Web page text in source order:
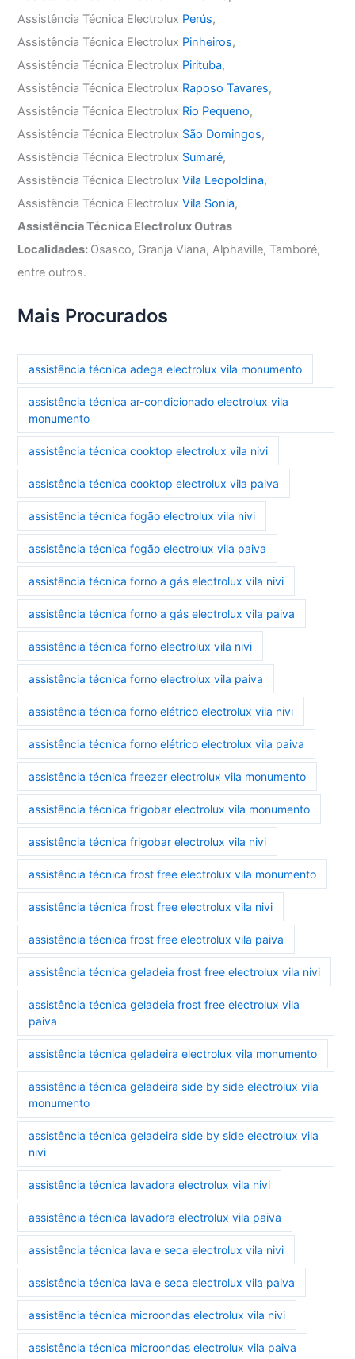
Assistência Técnica Electrolux Perús,
Assistência Técnica Electrolux Pinheiros,
Assistência Técnica Electrolux Pirituba,
Assistência Técnica Electrolux Raposo Tavares,
Assistência Técnica Electrolux Rio Pequeno,
Assistência Técnica Electrolux São Domingos,
Assistência Técnica Electrolux Sumaré,
Assistência Técnica ElectroluxVila Leopoldina,
Assistência Técnica ElectroluxVila Sonia,
Assistência Técnica Electrolux Outras
Localidades: Osasco, Granja Viana, Alphaville, Tamboré,
entre outros.
Mais Procurados
assistência técnica adega electrolux vila monumento
assistência técnica ar-condicionado electrolux vila
monumento
assistência técnica cooktop electrolux vila nivi
assistência técnica cooktop electrolux vila paiva
assistência técnica fogão electrolux vila nivi
assistência técnica fogão electrolux vila paiva
assistência técnica forno a gás electrolux vila nivi
assistência técnica forno a gás electrolux vila paiva
assistência técnica forno electrolux vila nivi
assistência técnica forno electrolux vila paiva
assistência técnica forno elétrico electrolux vila nivi
assistência técnica forno elétrico electrolux vila paiva
assistência técnica freezer electrolux vila monumento
assistência técnica frigobar electrolux vila monumento
assistência técnica frigobar electrolux vila nivi
assistência técnica frost free electrolux vila monumento
assistência técnica frost free electrolux vila nivi
assistência técnica frost free electrolux vila paiva
assistência técnica geladeia frost free electrolux vila nivi
assistência técnica geladeia frost free electrolux vila
paiva
assistência técnica geladeira electrolux vila monumento
assistência técnica geladeira side by side electrolux vila
monumento
assistência técnica geladeira side by side electrolux vila
nivi
assistência técnica lavadora electrolux vila nivi
assistência técnica lavadora electrolux vila paiva
assistência técnica lava e seca electrolux vila nivi
assistência técnica lava e seca electrolux vila paiva
assistência técnica microondas electrolux vila nivi
assistência técnica microondas electrolux vila paiva